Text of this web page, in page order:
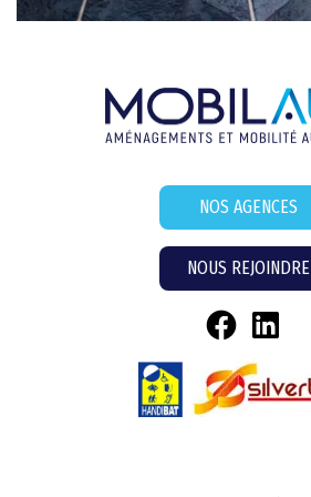
NOS AGENCES
NOUS REJOINDRE